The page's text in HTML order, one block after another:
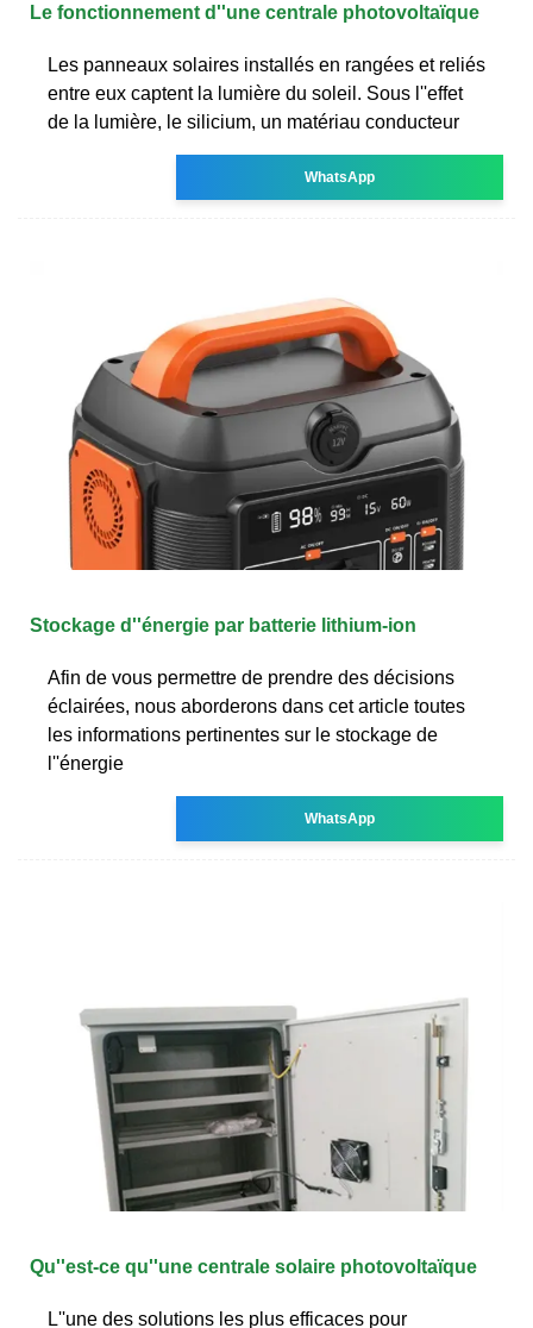
Le fonctionnement d''une centrale photovoltaïque
Les panneaux solaires installés en rangées et reliés
entre eux captent la lumière du soleil. Sous l''effet
de la lumière, le silicium, un matériau conducteur
WhatsApp
Stockage d''énergie par batterie lithium-ion
Afin de vous permettre de prendre des décisions
éclairées, nous aborderons dans cet article toutes
les informations pertinentes sur le stockage de
l''énergie
WhatsApp
Qu''est-ce qu''une centrale solaire photovoltaïque
L''une des solutions les plus efficaces pour